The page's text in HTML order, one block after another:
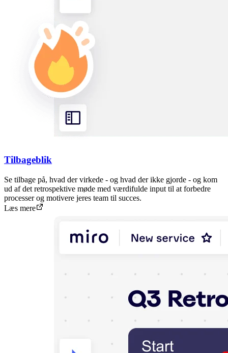
Tilbageblik
Se tilbage på, hvad der virkede - og hvad der ikke gjorde - og kom
ud af det retrospektive møde med værdifulde input til at forbedre
processer og motivere jeres team til succes.
Læs mere